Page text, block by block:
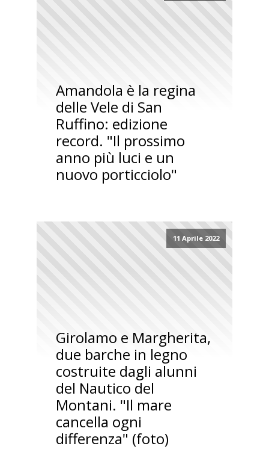
Amandola è la regina
delle Vele di San
Ruffino: edizione
record. "Il prossimo
anno più luci e un
nuovo porticciolo"
11 Aprile 2022
Girolamo e Margherita,
due barche in legno
costruite dagli alunni
del Nautico del
Montani. "Il mare
cancella ogni
differenza" (foto)